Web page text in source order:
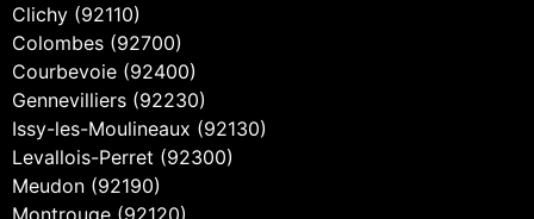
Clichy (92110)
Colombes (92700)
Courbevoie (92400)
Gennevilliers (92230)
Issy-les-Moulineaux (92130)
Levallois-Perret (92300)
Meudon (92190)